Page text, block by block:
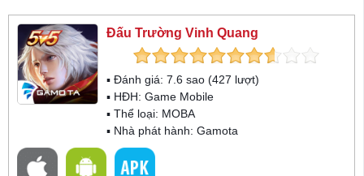
Đấu Trường Vinh Quang
▪ Đánh giá: 7.6 sao (427 lượt)
▪ HĐH: Game Mobile
▪ Thể loại: MOBA
▪ Nhà phát hành: Gamota